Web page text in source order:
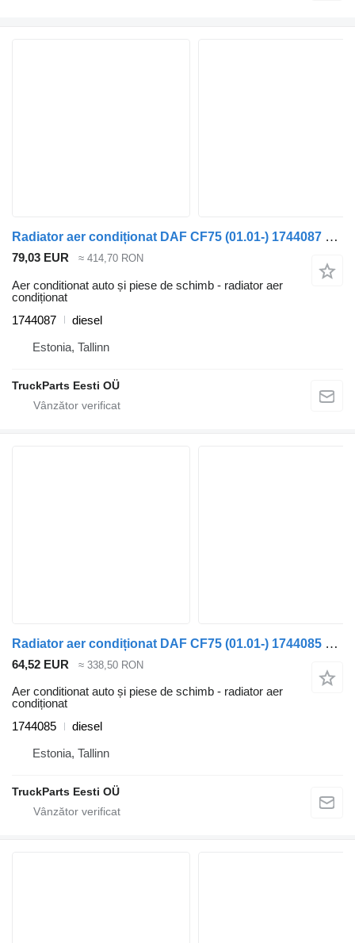
Radiator aer condiționat DAF CF75 (01.01-) 1744087 pentru cap tractor DAF LF45, LF55, LF180, CF65, CF75, CF85 (2001-)
79,03 EUR ≈ 414,70 RON
Aer conditionat auto și piese de schimb - radiator aer
condiționat
1744087
diesel
Estonia, Tallinn
TruckParts Eesti OÜ
Radiator aer condiționat DAF CF75 (01.01-) 1744085 pentru cap tractor DAF LF45, LF55, LF180, CF65, CF75, CF85 (2001-)
64,52 EUR ≈ 338,50 RON
Aer conditionat auto și piese de schimb - radiator aer
condiționat
1744085
diesel
Estonia, Tallinn
TruckParts Eesti OÜ